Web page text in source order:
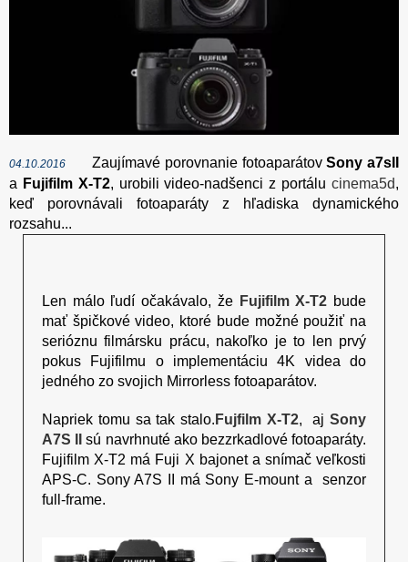
04.10.2016 Zaujímavé porovnanie fotoaparátovSony a7sII
a Fujifilm X-T2, urobili video-nadšenci z portálucinema5d,
keď porovnávali fotoaparáty z hľadiska dynamického
rozsahu...
Len málo ľudí očakávalo, že Fujifilm X-T2 bude
mať špičkové video, ktoré bude možné použiť na
serióznu filmársku prácu, nakoľko je to len prvý
pokus Fujifilmu o implementáciu 4K videa do
jedného zo svojich Mirrorless fotoaparátov.
Napriek tomu sa tak stalo. Fujfilm X-T2, aj Sony
A7S II
sú navrhnuté ako bezzrkadlové fotoaparáty.
Fujifilm X-T2 má Fuji X bajonet a snímač veľkosti
APS-C. Sony A7S II má Sony E-mount a senzor
full-frame.